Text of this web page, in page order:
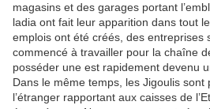
magasins et des garages portant
ladia ont fait leur apparition dans tout
emplois ont été créés, des entreprises
commencé à travailler pour la chaîne
posséder une est rapidement devenu
Dans le même temps, les Jigoulis
l’étranger rapportant aux caisses de